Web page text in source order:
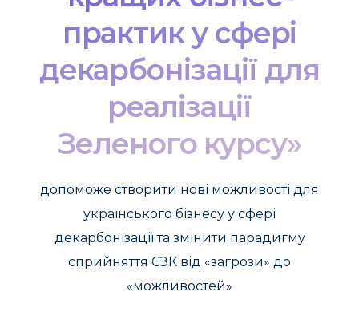
практик у сфері
декарбонізації для
реалізації
Зеленого курсу»
допоможе створити нові можливості для
українського бізнесу у сфері
декарбонізації та змінити парадигму
сприйняття ЄЗК від «загрози» до
«можливостей»